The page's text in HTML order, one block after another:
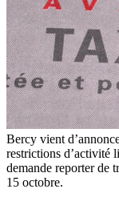
Bercy vient
restrictions d’activité
demande reporter de
15 octobre.